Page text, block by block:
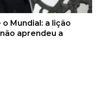
Mundial: a lição
aprendeu a